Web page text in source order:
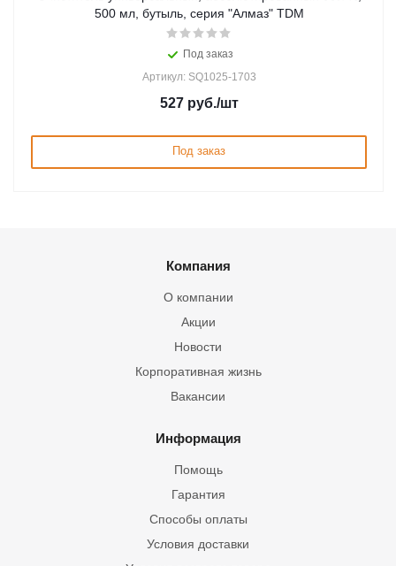
500 мл, бутыль, серия "Алмаз" TDM
Под заказ
Артикул: SQ1025-1703
527руб./шт
Под заказ
Компания
О компании
Акции
Новости
Корпоративная жизнь
Вакансии
Информация
Помощь
Гарантия
Способы оплаты
Условия доставки